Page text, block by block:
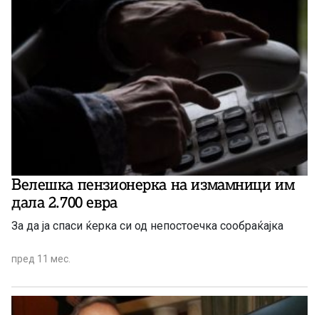
Велешка пензионерка на измамници им
дала 2.700 евра
За да ја спаси ќерка си од непостоечка сообраќајка
пред 11 мес.